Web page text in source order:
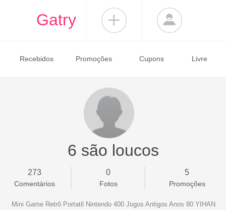
Gatry
Recebidos Promoções Cupons Livre
6 são loucos
273
Comentários
0
Fotos
5
Promoções
Mini Game Retrô Portatil Nintendo 400 Jogos Antigos Anos 80 YIHAN